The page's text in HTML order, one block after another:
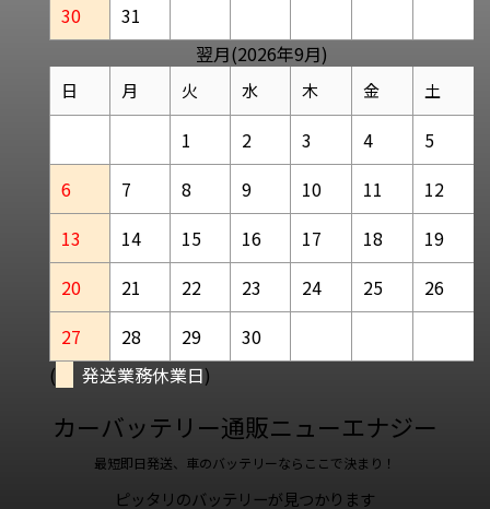
30
31
翌月(2026年9月)
日 月 火 水 木 金 土
1 2 3 4
5
6
7 8 9 10 11
12
13
14 15 16 17 18
19
20
21 22 23 24 25
26
27
28 29
30
(
発送業務休業日)
カーバッテリー通販ニューエナジー
最短即日発送、車のバッテリーならここで決まり！
ピッタリのバッテリーが見つかります